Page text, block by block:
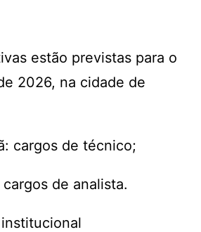
estão previstas para o
2026, na cidade de
cargos de técnico;
de analista.